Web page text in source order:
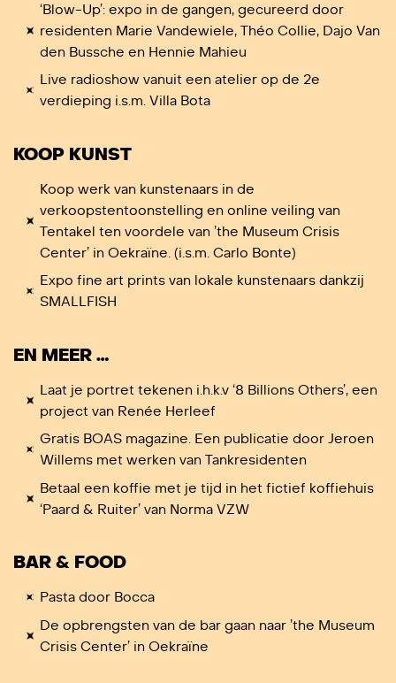
‘Blow-Up’: expo in de gangen, gecureerd door
residenten Marie Vandewiele, Théo Collie, Dajo Van
den Bussche en Hennie Mahieu
Live radioshow vanuit een atelier op de 2e
verdieping i.s.m. Villa Bota
KOOP KUNST
Koop werk van kunstenaars in de
verkoopstentoonstelling en online veiling van
Tentakel ten voordele van ’the Museum Crisis
Center’ in Oekraïne. (i.s.m. Carlo Bonte)
Expo fine art prints van lokale kunstenaars dankzij
SMALLFISH
EN MEER …
Laat je portret tekenen i.h.k.v ‘8 Billions Others’, een
project van Renée Herleef
Gratis BOAS magazine. Een publicatie door Jeroen
Willems met werken van Tankresidenten
Betaal een koffie met je tijd in het fictief koffiehuis
‘Paard & Ruiter’ van Norma VZW
BAR & FOOD
Pasta door Bocca
De opbrengsten van de bar gaan naar ’the Museum
Crisis Center’ in Oekraïne